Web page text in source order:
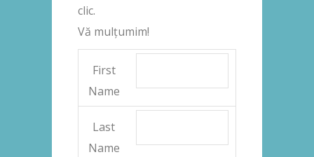
clic.
Vă mulțumim!
First
Name
Last
Name